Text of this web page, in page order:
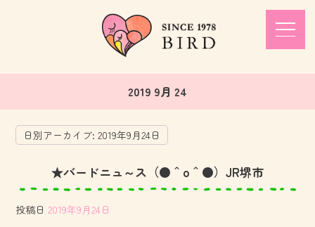
2019 9月 24
日別アーカイブ:2019年9月24日
★バードニュ～ス（●＾o＾●）JR堺市
投稿日 2019年9月24日